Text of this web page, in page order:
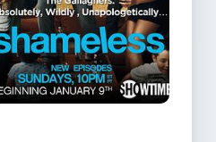
/ 艾玛·肯尼 / 詹妮弗·莫里森